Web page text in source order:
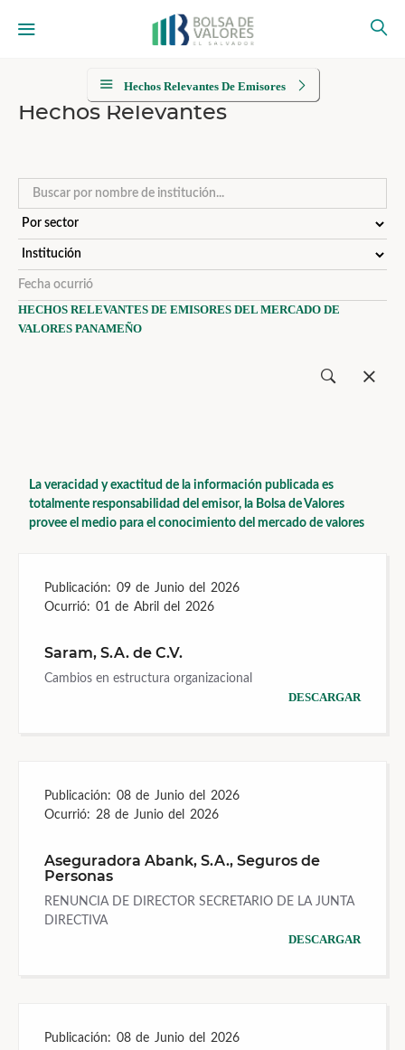
Hechos Relevantes De Emisores
Hechos Relevantes
HECHOS RELEVANTES DE EMISORES DEL MERCADO DE
VALORES PANAMEÑO
La veracidad y exactitud de la información publicada es
totalmente responsabilidad del emisor, la Bolsa de Valores
provee el medio para el conocimiento del mercado de valores
Publicación: 09 de Junio del 2026
Ocurrió: 01 de Abril del 2026
Saram, S.A. de C.V.
Cambios en estructura organizacional
DESCARGAR
Publicación: 08 de Junio del 2026
Ocurrió: 28 de Junio del 2026
Aseguradora Abank, S.A., Seguros de
Personas
RENUNCIA DE DIRECTOR SECRETARIO DE LA JUNTA
DIRECTIVA
DESCARGAR
Publicación: 08 de Junio del 2026